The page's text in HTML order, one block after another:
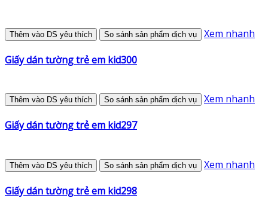
Thêm vào DS yêu thích So sánh sản phẩm dịch vụ Xem nhanh
Giấy dán tường trẻ em kid300
Thêm vào DS yêu thích So sánh sản phẩm dịch vụ Xem nhanh
Giấy dán tường trẻ em kid297
Thêm vào DS yêu thích So sánh sản phẩm dịch vụ Xem nhanh
Giấy dán tường trẻ em kid298